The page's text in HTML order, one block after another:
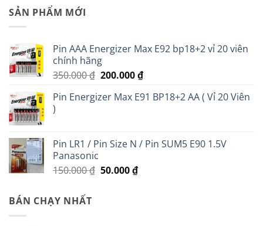
SẢN PHẨM MỚI
Pin AAA Energizer Max E92 bp18+2 vỉ 20 viên
chính hãng
350.000₫ Giá
là:
200.000₫Giá
tại
Pin Energizer Max E91 BP18+2 AA ( Vỉ 20 Viên
)
Pin LR1 / Pin Size N / Pin SUM5 E90 1.5V
Panasonic
150.000₫ Giá
50.000₫Giá
BÁN CHẠY NHẤT